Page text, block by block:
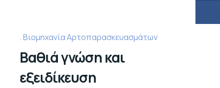
Βιομηχανία Αρτοπαρασκευασμάτων
Βαθιά γνώση και
εξειδίκευση